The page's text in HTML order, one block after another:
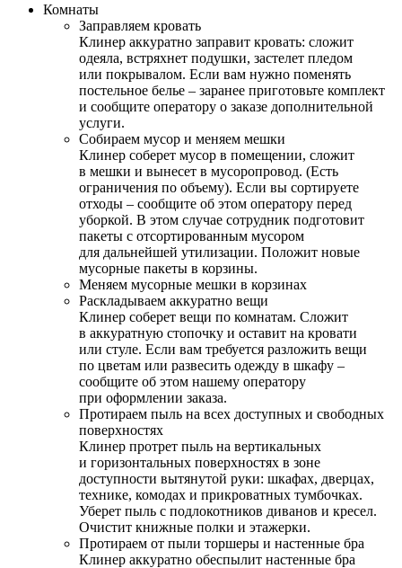
Комнаты
Заправляем кровать
Клинер аккуратно заправит кровать: сложит
одеяла, встряхнет подушки, застелет пледом
или покрывалом. Если вам нужно поменять
постельное белье – заранее приготовьте комплект
и сообщите оператору о заказе дополнительной
услуги.
Собираем мусор и меняем мешки
Клинер соберет мусор в помещении, сложит
в мешки и вынесет в мусоропровод. (Есть
ограничения по объему). Если вы сортируете
отходы – сообщите об этом оператору перед
уборкой. В этом случае сотрудник подготовит
пакеты с отсортированным мусором
для дальнейшей утилизации. Положит новые
мусорные пакеты в корзины.
Меняем мусорные мешки в корзинах
Раскладываем аккуратно вещи
Клинер соберет вещи по комнатам. Сложит
в аккуратную стопочку и оставит на кровати
или стуле. Если вам требуется разложить вещи
по цветам или развесить одежду в шкафу –
сообщите об этом нашему оператору
при оформлении заказа.
Протираем пыль на всех доступных и свободных
поверхностях
Клинер протрет пыль на вертикальных
и горизонтальных поверхностях в зоне
доступности вытянутой руки: шкафах, дверцах,
технике, комодах и прикроватных тумбочках.
Уберет пыль с подлокотников диванов и кресел.
Очистит книжные полки и этажерки.
Протираем от пыли торшеры и настенные бра
Клинер аккуратно обеспылит настенные бра